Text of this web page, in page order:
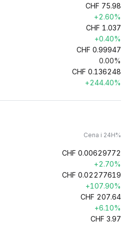
CHF 75.98
+2.60%
CHF 1.037
+0.40%
CHF 0.99947
0.00%
CHF 0.136248
+244.40%
Cena i 24H%
CHF 0.00629772
+2.70%
CHF 0.02277619
+107.90%
CHF 207.64
+6.10%
CHF 3.97